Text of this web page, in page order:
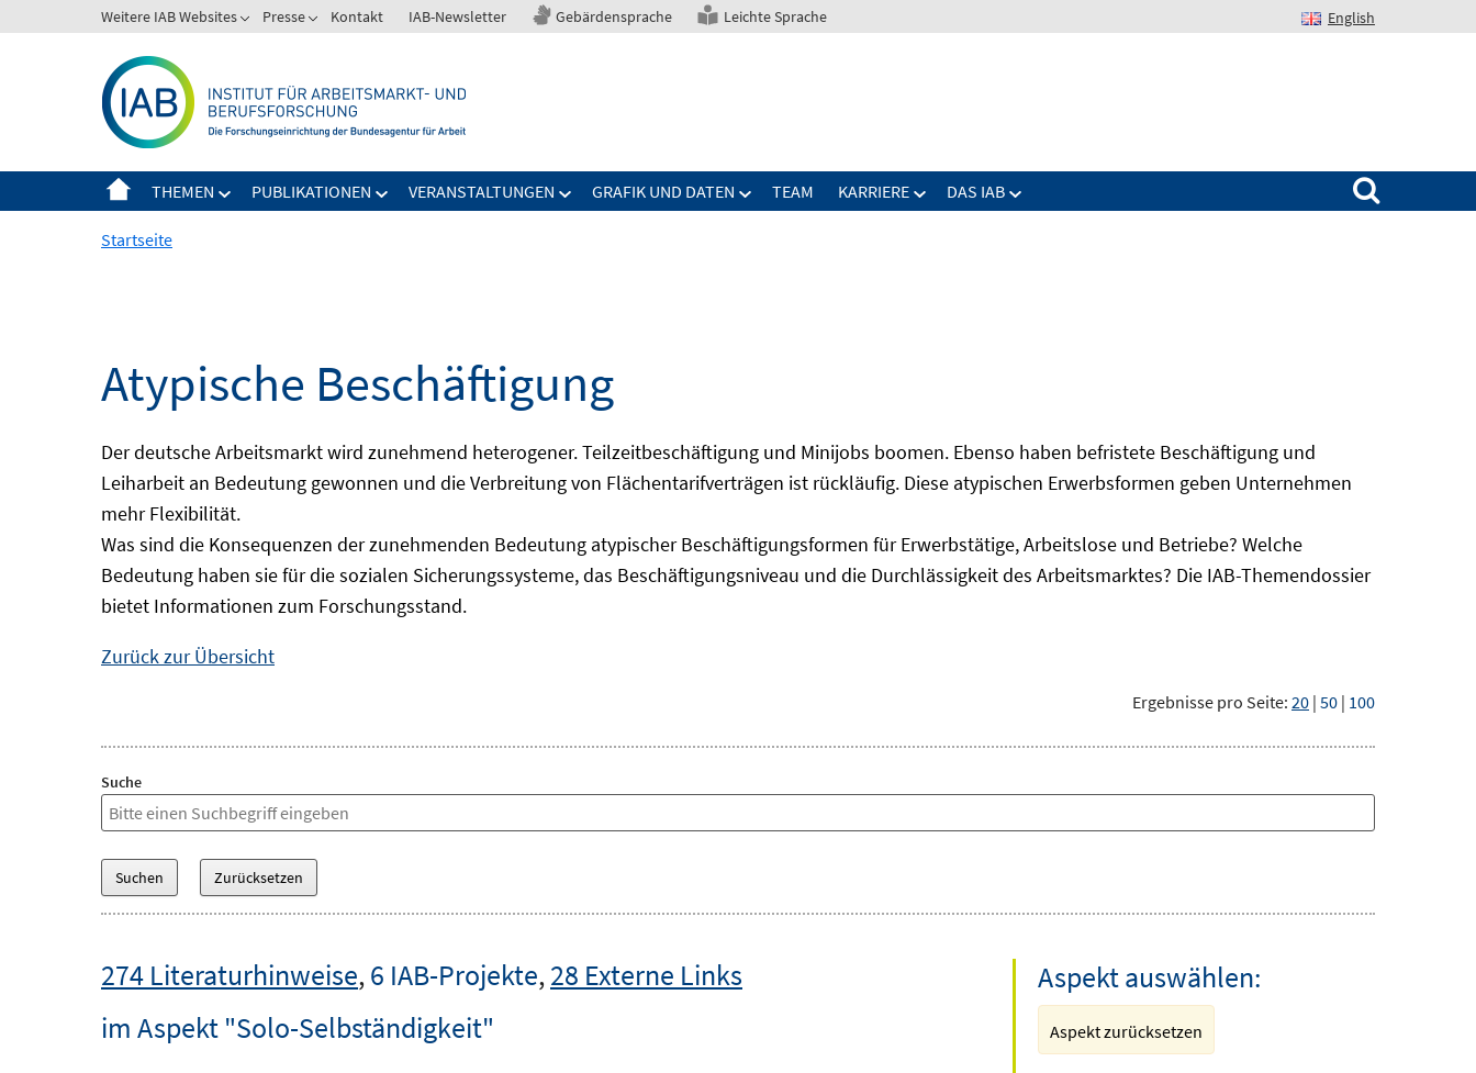
zum
Weitere IAB Websites Presse Kontakt IAB-Newsletter Gebärdensprache Leichte Sprache English
THEMEN PUBLIKATIONEN VERANSTALTUNGEN GRAFIK UND DATEN TEAM KARRIERE DAS IAB
Suchen nach:
Startseite
Atypische Beschäftigung
Der deutsche Arbeitsmarkt wird zunehmend heterogener. Teilzeitbeschäftigung und Minijobs boomen. Ebenso haben befristete Beschäftigung und
Leiharbeit an Bedeutung gewonnen und die Verbreitung von Flächentarifverträgen ist rückläufig. Diese atypischen Erwerbsformen geben Unternehmen
mehr Flexibilität.
Was sind die Konsequenzen der zunehmenden Bedeutung atypischer Beschäftigungsformen für Erwerbstätige, Arbeitslose und Betriebe? Welche
Bedeutung haben sie für die sozialen Sicherungssysteme, das Beschäftigungsniveau und die Durchlässigkeit des Arbeitsmarktes? Die IAB-Themendossier
bietet Informationen zum Forschungsstand.
Zurück zur Übersicht
Ergebnisse pro Seite: 20 | 50 | 100
Suche
274 Literaturhinweise,6 IAB-Projekte,28 Externe Links
im Aspekt "Solo-Selbständigkeit"
Aspekt auswählen:
Aspekt zurücksetzen